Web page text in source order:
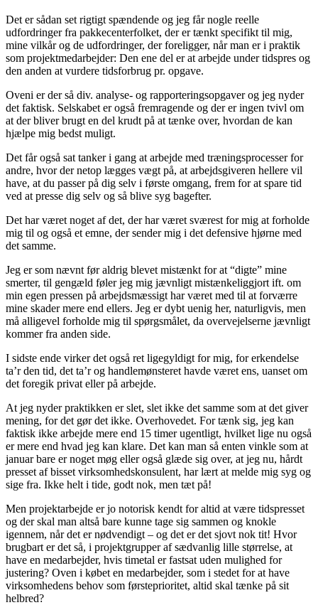
Det er sådan set rigtigt spændende og jeg får nogle reelle
udfordringer fra pakkecenterfolket, der er tænkt specifikt til mig,
mine vilkår og de udfordringer, der foreligger, når man er i praktik
som projektmedarbejder: Den ene del er at arbejde under tidspres og
den anden at vurdere tidsforbrug pr. opgave.
Oveni er der så div. analyse- og rapporteringsopgaver og jeg nyder
det faktisk. Selskabet er også fremragende og der er ingen tvivl om
at der bliver brugt en del krudt på at tænke over, hvordan de kan
hjælpe mig bedst muligt.
Det får også sat tanker i gang at arbejde med træningsprocesser for
andre, hvor der netop lægges vægt på, at arbejdsgiveren hellere vil
have, at du passer på dig selv i første omgang, frem for at spare tid
ved at presse dig selv og så blive syg bagefter.
Det har været noget af det, der har været sværest for mig at forholde
mig til og også et emne, der sender mig i det defensive hjørne med
det samme.
Jeg er som nævnt før aldrig blevet mistænkt for at “digte” mine
smerter, til gengæld føler jeg mig jævnligt mistænkeliggjort ift. om
min egen pressen på arbejdsmæssigt har været med til at forværre
mine skader mere end ellers. Jeg er dybt uenig her, naturligvis, men
må alligevel forholde mig til spørgsmålet, da overvejelserne jævnligt
kommer fra anden side.
I sidste ende virker det også ret ligegyldigt for mig, for erkendelse
ta’r den tid, det ta’r og handlemønsteret havde været ens, uanset om
det foregik privat eller på arbejde.
At jeg nyder praktikken er slet, slet ikke det samme som at det giver
mening, for det gør det ikke. Overhovedet. For tænk sig, jeg kan
faktisk ikke arbejde mere end 15 timer ugentligt, hvilket lige nu også
er mere end hvad jeg kan klare. Det kan man så enten vinkle som at
januar bare er noget møg eller også glæde sig over, at jeg nu, hårdt
presset af bisset virksomhedskonsulent, har lært at melde mig syg og
sige fra. Ikke helt i tide, godt nok, men tæt på!
Men projektarbejde er jo notorisk kendt for altid at være tidspresset
og der skal man altså bare kunne tage sig sammen og knokle
igennem, når det er nødvendigt – og det er det sjovt nok tit! Hvor
brugbart er det så, i projektgrupper af sædvanlig lille størrelse, at
have en medarbejder, hvis timetal er fastsat uden mulighed for
justering? Oven i købet en medarbejder, som i stedet for at have
virksomhedens behov som førsteprioritet, altid skal tænke på sit
helbred?